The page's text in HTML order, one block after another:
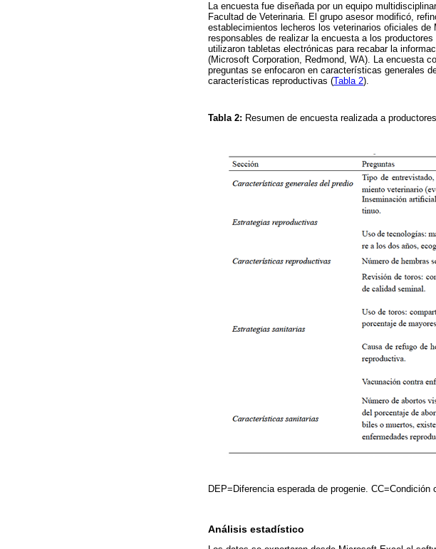
La encuesta fue diseñada por un equipo
Facultad de Veterinaria. El grupo asesor modificó,
establecimientos lecheros los veterinarios oficiales
responsables de realizar la encuesta a los
utilizaron tabletas electrónicas para recabar la
(Microsoft Corporation, Redmond, WA). La encuesta
preguntas se enfocaron en características generales
características reproductivas (Tabla 2).
Tabla 2: Resumen de encuesta realizada a
DEP=Diferencia esperada de progenie. CC=Condición
Análisis estadístico